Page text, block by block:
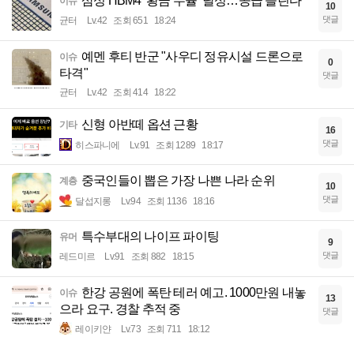
균터 Lv.42 조회 651 18:24
10
댓글
이슈 예멘 후티 반군 "사우디 정유시설 드론으로
타격"
균터 Lv.42 조회 414 18:22
0
댓글
기타 신형 아반떼 옵션 근황
히스파니에 Lv.91 조회 1289 18:17
16
댓글
계층 중국인들이 뽑은 가장 나쁜 나라 순위
달섭지롱 Lv.94 조회 1136 18:16
10
댓글
유머 특수부대의 나이프 파이팅
레드미르 Lv.91 조회 882 18:15
9
댓글
이슈 한강 공원에 폭탄 테러 예고. 1000만원 내놓
으라 요구. 경찰 추적 중
레이키얀 Lv.73 조회 711 18:12
13
댓글